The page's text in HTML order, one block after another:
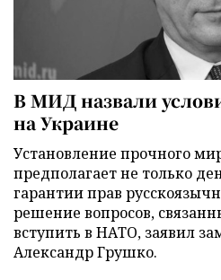
В МИД назвали
на Украине
Установление прочного
предполагает не только
гарантии прав
решение вопросов,
вступить в НАТО, заявил
Александр Грушко.